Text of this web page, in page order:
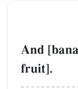
And
fruit].